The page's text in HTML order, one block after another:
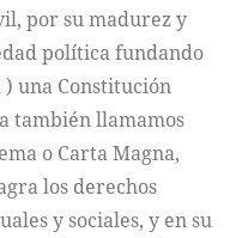
por su madurez y
política fundando
) una Constitución
también llamamos
o Carta Magna,
los derechos
y sociales, y en su